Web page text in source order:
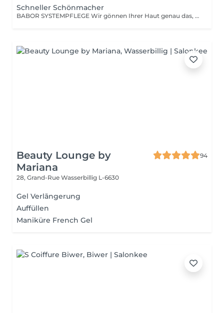
Schneller Schönmacher
BABOR SYSTEMPFLEGE Wir gönnen Ihrer Haut genau das, was sie braucht und verwöhnen sie mit einer tiefenwirksamen Reinigung und Vorbereitungsmaske, einem hoch-dosierten Fluid, einer stimulierenden Massage sowie einer wirkstoffintensiven Pflegemaske. Und all das natürlich abgestimmt auf Ihr persönliches Hautbedürfnis.
Beauty Lounge by
Mariana
94
28, Grand-Rue Wasserbillig L-6630
Gel Verlãngerung
Auffüllen
Maniküre French Gel